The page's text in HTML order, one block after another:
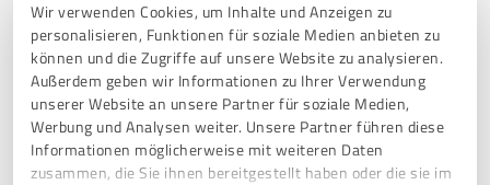
Wir verwenden Cookies, um Inhalte und Anzeigen zu
personalisieren, Funktionen für soziale Medien anbieten zu
können und die Zugriffe auf unsere Website zu analysieren.
Außerdem geben wir Informationen zu Ihrer Verwendung
unserer Website an unsere Partner für soziale Medien,
Werbung und Analysen weiter. Unsere Partner führen diese
Informationen möglicherweise mit weiteren Daten
zusammen, die Sie ihnen bereitgestellt haben oder die sie im
5,00 von 5
SEHR GUT Empfehlung
Super Beratung, individuelle Wünsche werden
berücksichtigt. Seit Jahren zufrieden. Immer freundlich.